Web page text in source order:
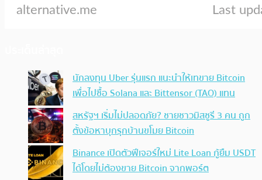
นักลงทุน Uber รุ่นแรก แนะนำให้เทขาย Bitcoin
เพื่อไปซื้อ Solana และ Bittensor (TAO) แทน
สหรัฐฯ เริ่มไม่ปลอดภัย? ชายชาวมิสซูรี 3 คน ถูก
ตั้งข้อหาบุกรุกบ้านขโมย Bitcoin
Binance เปิดตัวฟีเจอร์ใหม่ Lite Loan กู้ยืม USDT
ได้โดยไม่ต้องขาย Bitcoin จากพอร์ต